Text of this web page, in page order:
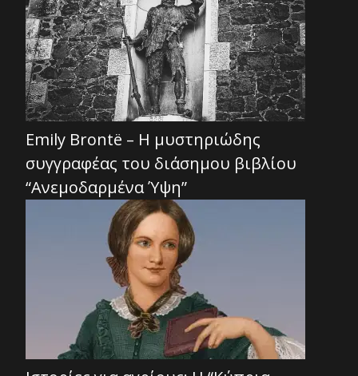
Emily Brontë – Η μυστηριώδης
συγγραφέας του διάσημου βιβλίου
“Ανεμοδαρμένα Ύψη”